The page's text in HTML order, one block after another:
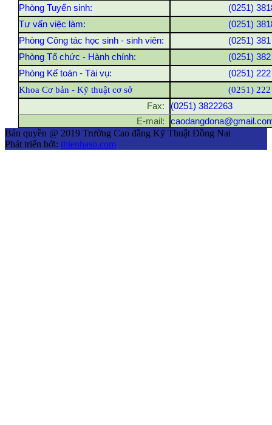
Phòng Tuyển sinh:
(0251)
Tư vấn việc làm:
(0251)
Phòng Công tác học sinh - sinh viên:
(0251)
Phòng Tổ chức - Hành chính:
(0251)
Phòng Kế toán - Tài vụ:
(0251)
Khoa Cơ bản - Kỹ thuật cơ sở
(0251)
Fax:
(0251) 3822263
E-mail:
Bản quyền @ 2019 Trường Cao đẳng Kỹ Thuật Đồng Nai
Phát triển bởi: thienhaso.com